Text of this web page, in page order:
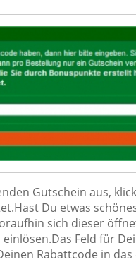
Gutschein aus,
Du etwas
sich dieser
Feld für
Rabattcode in